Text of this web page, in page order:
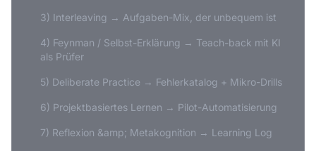
3) Interleaving → Aufgaben-Mix, der unbequem ist
4) Feynman / Selbst-Erklärung → Teach-back mit KI
als Prüfer
5) Deliberate Practice → Fehlerkatalog + Mikro-Drills
6) Projektbasiertes Lernen → Pilot-Automatisierung
7) Reflexion &amp; Metakognition → Learning Log